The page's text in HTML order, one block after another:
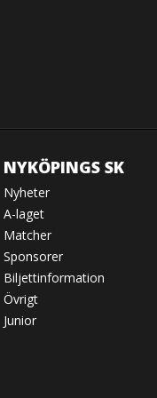
NYKÖPINGS SK
Nyheter
A-laget
Matcher
Sponsorer
Biljettinformation
Övrigt
Junior